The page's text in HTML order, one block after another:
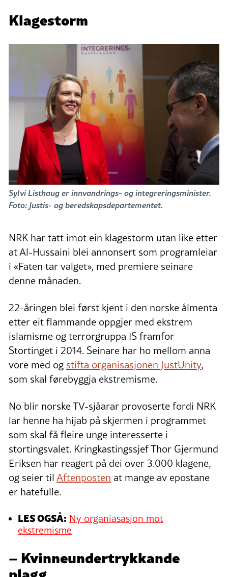
Klagestorm
Sylvi Listhaug er innvandrings- og integreringsminister.
Foto: Justis- og beredskapsdepartementet.
NRK har tatt imot ein klagestorm utan like etter
at Al-Hussaini blei annonsert som programleiar
i «Faten tar valget», med premiere seinare
denne månaden.
22-åringen blei først kjent i den norske ålmenta
etter eit flammande oppgjer med ekstrem
islamisme og terrorgruppa IS framfor
Stortinget i 2014. Seinare har ho mellom anna
vore med og stifta organisasjonen JustUnity,
som skal førebyggja ekstremisme.
No blir norske TV-sjåarar provoserte fordi NRK
lar henne ha hijab på skjermen i programmet
som skal få fleire unge interesserte i
stortingsvalet. Kringkastingssjef Thor Gjermund
Eriksen har reagert på dei over 3.000 klagene,
og seier tilAftenposten at mange av epostane
er hatefulle.
LES OGSÅ: Ny organiasasjon mot
ekstremisme
– Kvinneundertrykkande